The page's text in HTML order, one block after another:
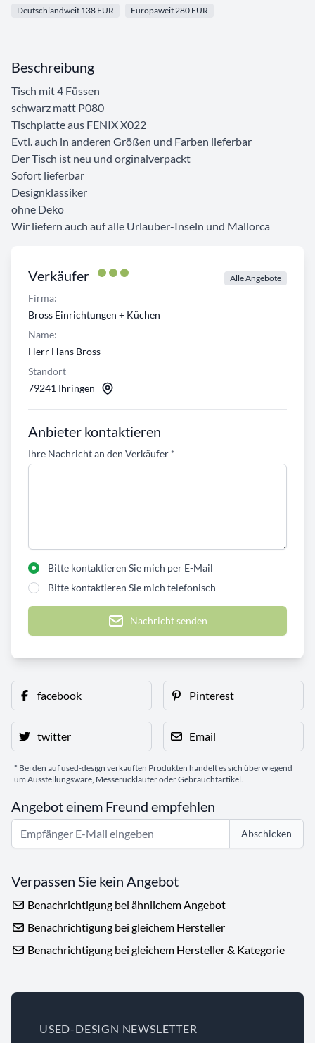
Deutschlandweit 138 EUR Europaweit 280 EUR
Verkäufer Alle Angebote
Firma:
Bross Einrichtungen + Küchen
Name:
Herr Hans Bross
Standort
79241 Ihringen
Anbieter kontaktieren
Ihre Nachricht an den Verkäufer *
Bitte kontaktieren Sie mich per E-Mail
Bitte kontaktieren Sie mich telefonisch
Nachricht senden
Beschreibung
Tisch mit 4 Füssen
schwarz matt P080
Tischplatte aus FENIX X022
Evtl. auch in anderen Größen und Farben lieferbar
Der Tisch ist neu und orginalverpackt
Sofort lieferbar
Designklassiker
ohne Deko
Wir liefern auch auf alle Urlauber-Inseln und Mallorca
facebook Pinterest
twitter Email
* Bei den auf used-design verkauften Produkten handelt es sich überwiegend
um Ausstellungsware, Messerückläufer oder Gebrauchtartikel.
Angebot einem Freund empfehlen
Abschicken
Verpassen Sie kein Angebot
Benachrichtigung bei ähnlichem Angebot
Benachrichtigung bei gleichem Hersteller
Benachrichtigung bei gleichem Hersteller & Kategorie
USED-DESIGN NEWSLETTER